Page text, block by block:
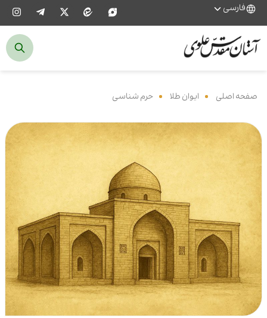
فارسی
صفحه اصلی ایوان طلا حرم شناسی